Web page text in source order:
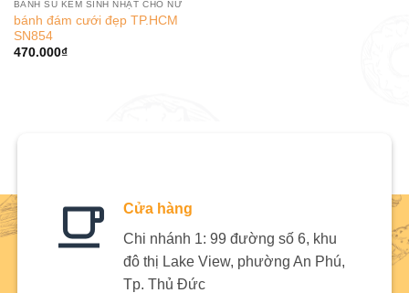
BÁNH SU KEM SINH NHẬT CHO NỮ
bánh đám cưới đẹp TP.HCM
SN854
470.000₫
Cửa hàng
Chi nhánh 1: 99 đường số 6, khu
đô thị Lake View, phường An Phú,
Tp. Thủ Đức